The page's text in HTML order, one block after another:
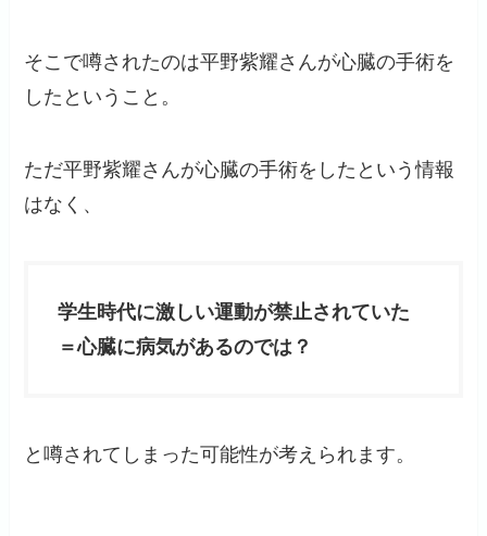
そこで噂されたのは平野紫耀さんが心臓の手術を
したということ。
ただ平野紫耀さんが心臓の手術をしたという情報
はなく、
学生時代に激しい運動が禁止されていた
＝心臓に病気があるのでは？
と噂されてしまった可能性が考えられます。